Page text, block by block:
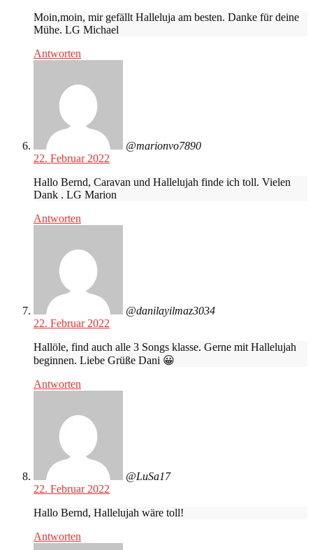
Moin,moin, mir gefällt Halleluja am besten. Danke für deine
Mühe. LG Michael
Antworten
@marionvo7890
22. Februar 2022
Hallo Bernd, Caravan und Hallelujah finde ich toll. Vielen
Dank . LG Marion
Antworten
@danilayilmaz3034
22. Februar 2022
Hallöle, find auch alle 3 Songs klasse. Gerne mit Hallelujah
beginnen. Liebe Grüße Dani 😀
Antworten
@LuSa17
22. Februar 2022
Hallo Bernd, Hallelujah wäre toll!
Antworten